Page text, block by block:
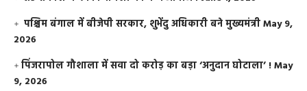
पश्चिम बंगाल में बीजेपी सरकार, शुभेंदु अधिकारी बने मुख्यमंत्रीMay 9,
2026
​पिंजरापोल गौशाला में सवा दो करोड़ का बड़ा ‘अनुदान घोटाला’ !May
9, 2026